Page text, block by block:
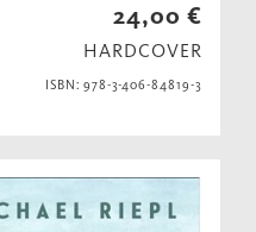
24,00 €
HARDCOVER
ISBN: 978-3-406-84819-3